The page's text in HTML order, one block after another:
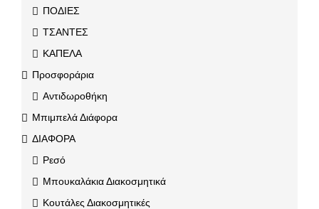
ΠΟΔΙΕΣ
ΤΣΑΝΤΕΣ
ΚΑΠΕΛΑ
Προσφοράρια
Αντιδωροθήκη
Μπιμπελά Διάφορα
ΔΙΑΦΟΡΑ
Ρεσό
Μπουκαλάκια Διακοσμητικά
Κουτάλες Διακοσμητικές